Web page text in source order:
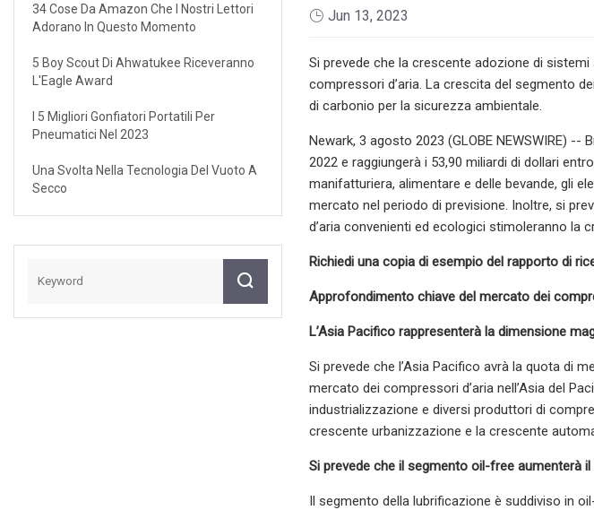
34 Cose Da Amazon Che I Nostri Lettori
Adorano In Questo Momento
5 Boy Scout Di Ahwatukee Riceveranno
L'Eagle Award
I 5 Migliori Gonfiatori Portatili Per
Pneumatici Nel 2023
Una Svolta Nella Tecnologia Del Vuoto A
Secco
Jun 13, 2023
Si prevede che la crescente adozione di
compressori d’aria. La crescita del segmento
di carbonio per la sicurezza ambientale.
Newark, 3 agosto 2023 (GLOBE NEWSWIRE)
2022 e raggiungerà i 53,90 miliardi di dollari
manifatturiera, alimentare e delle bevande, gli
mercato nel periodo di previsione. Inoltre, si
d’aria convenienti ed ecologici stimoleranno la
Richiedi una copia di esempio del rapporto di
Approfondimento chiave del mercato dei
L’Asia Pacifico rappresenterà la dimensione
Si prevede che l’Asia Pacifico avrà la quota di
mercato dei compressori d’aria nell’Asia del
industrializzazione e diversi produttori di
crescente urbanizzazione e la crescente
Si prevede che il segmento oil-free aumenterà
Il segmento della lubrificazione è suddiviso in